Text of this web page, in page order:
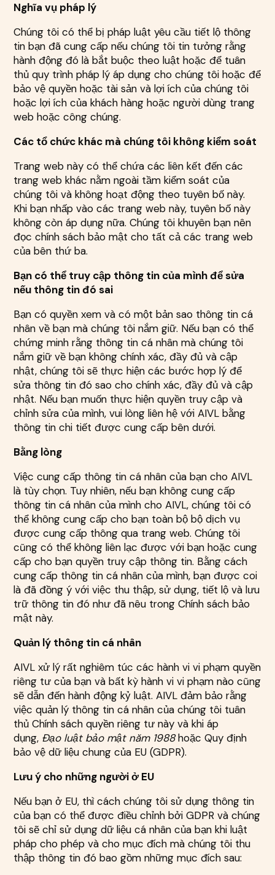
Nghĩa vụ pháp lý
Chúng tôi có thể bị pháp luật yêu cầu tiết lộ thông
tin bạn đã cung cấp nếu chúng tôi tin tưởng rằng
hành động đó là bắt buộc theo luật hoặc để tuân
thủ quy trình pháp lý áp dụng cho chúng tôi hoặc để
bảo vệ quyền hoặc tài sản và lợi ích của chúng tôi
hoặc lợi ích của khách hàng hoặc người dùng trang
web hoặc công chúng.
Các tổ chức khác mà chúng tôi không kiểm soát
Trang web này có thể chứa các liên kết đến các
trang web khác nằm ngoài tầm kiểm soát của
chúng tôi và không hoạt động theo tuyên bố này.
Khi bạn nhấp vào các trang web này, tuyên bố này
không còn áp dụng nữa. Chúng tôi khuyên bạn nên
đọc chính sách bảo mật cho tất cả các trang web
của bên thứ ba.
Bạn có thể truy cập thông tin của mình để sửa
nếu thông tin đó sai
Bạn có quyền xem và có một bản sao thông tin cá
nhân về bạn mà chúng tôi nắm giữ. Nếu bạn có thể
chứng minh rằng thông tin cá nhân mà chúng tôi
nắm giữ về bạn không chính xác, đầy đủ và cập
nhật, chúng tôi sẽ thực hiện các bước hợp lý để
sửa thông tin đó sao cho chính xác, đầy đủ và cập
nhật. Nếu bạn muốn thực hiện quyền truy cập và
chỉnh sửa của mình, vui lòng liên hệ với AIVL bằng
thông tin chi tiết được cung cấp bên dưới.
Bằng lòng
Việc cung cấp thông tin cá nhân của bạn cho AIVL
là tùy chọn. Tuy nhiên, nếu bạn không cung cấp
thông tin cá nhân của mình cho AIVL, chúng tôi có
thể không cung cấp cho bạn toàn bộ bộ dịch vụ
được cung cấp thông qua trang web. Chúng tôi
cũng có thể không liên lạc được với bạn hoặc cung
cấp cho bạn quyền truy cập thông tin. Bằng cách
cung cấp thông tin cá nhân của mình, bạn được coi
là đã đồng ý với việc thu thập, sử dụng, tiết lộ và lưu
trữ thông tin đó như đã nêu trong Chính sách bảo
mật này.
Quản lý thông tin cá nhân
AIVL xử lý rất nghiêm túc các hành vi vi phạm quyền
riêng tư của bạn và bất kỳ hành vi vi phạm nào cũng
sẽ dẫn đến hành động kỷ luật. AIVL đảm bảo rằng
việc quản lý thông tin cá nhân của chúng tôi tuân
thủ Chính sách quyền riêng tư này và khi áp
dụng, Đạo luật bảo mật năm 1988hoặc Quy định
bảo vệ dữ liệu chung của EU (GDPR).
Lưu ý cho những người ở EU
Nếu bạn ở EU, thì cách chúng tôi sử dụng thông tin
của bạn có thể được điều chỉnh bởi GDPR và chúng
tôi sẽ chỉ sử dụng dữ liệu cá nhân của bạn khi luật
pháp cho phép và cho mục đích mà chúng tôi thu
thập thông tin đó bao gồm những mục đích sau: